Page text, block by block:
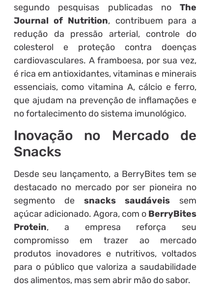
segundo pesquisas publicadas noThe
Journal of Nutrition, contribuem para a
redução da pressão arterial, controle do
colesterol e proteção contra doenças
cardiovasculares. A framboesa, por sua vez,
é rica em antioxidantes, vitaminas e minerais
essenciais, como vitamina A, cálcio e ferro,
que ajudam na prevenção de inflamações e
no fortalecimento do sistema imunológico.
Inovação no Mercado de
Snacks
Desde seu lançamento, a BerryBites tem se
destacado no mercado por ser pioneira no
segmento de snacks saudáveis sem
açúcar adicionado. Agora, com o BerryBites
Protein, a empresa reforça seu
compromisso em trazer ao mercado
produtos inovadores e nutritivos, voltados
para o público que valoriza a saudabilidade
dos alimentos, mas sem abrir mão do sabor.